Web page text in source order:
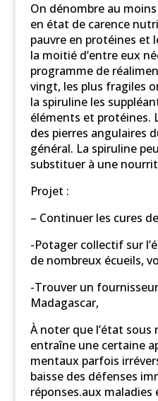
On dénombre au
en état de carence
pauvre en protéines et
la moitié d’entre eux
programme de
vingt, les plus fragiles
la spiruline les
éléments et protéines.
des pierres angulaires
général. La spiruline
substituer à une
Projet :
– Continuer les cures
-Potager collectif sur
de nombreux écueils,
-Trouver un
Madagascar,
À noter que l’état
entraîne une certaine
mentaux parfois
baisse des défenses
réponses.aux